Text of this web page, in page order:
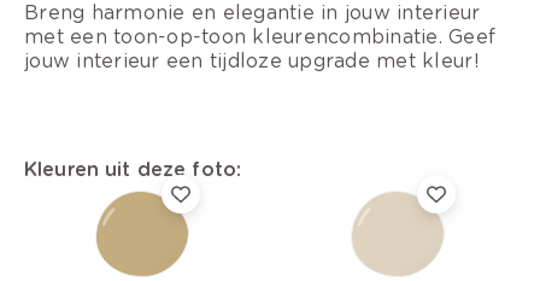
Breng harmonie en elegantie in jouw interieur
met een toon-op-toon kleurencombinatie. Geef
jouw interieur een tijdloze upgrade met kleur!
Kleuren uit deze foto: